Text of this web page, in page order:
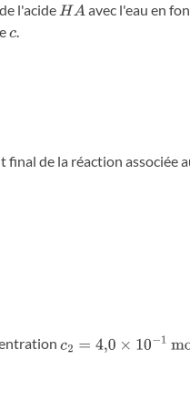
l'acideHA
avec l'eau en
c.
final de la réaction associée
c2 =4 0×10− 1mol⋅ L−